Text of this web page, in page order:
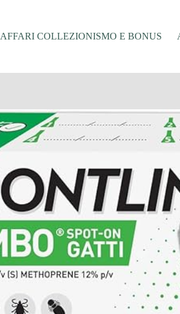
AFFARI COLLEZIONISMO E BONUS